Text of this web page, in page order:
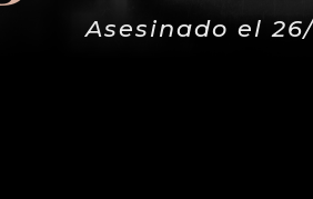
Asesinado el